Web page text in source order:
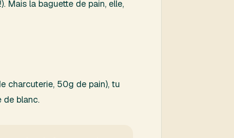
Mais la baguette de pain, elle,
charcuterie, 50g de pain), tu
de blanc.